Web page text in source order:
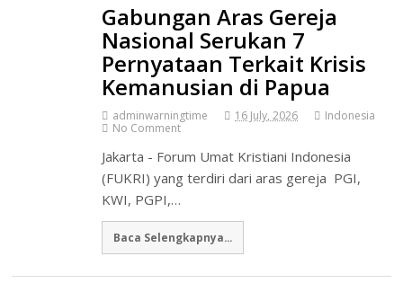
Gabungan Aras Gereja
Nasional Serukan 7
Pernyataan Terkait Krisis
Kemanusian di Papua
adminwarningtime 16 July, 2026
Indonesia
No Comment
Jakarta - Forum Umat Kristiani Indonesia
(FUKRI) yang terdiri dari aras gereja PGI,
KWI, PGPI,…
Baca Selengkapnya...